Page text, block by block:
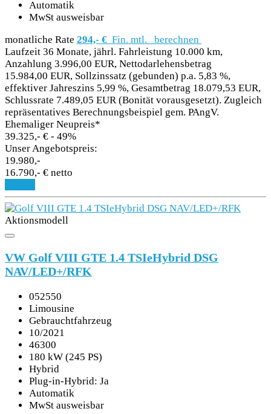
Automatik
MwSt ausweisbar
monatliche Rate 294,- € Fin. mtl.
berechnen
Laufzeit 36 Monate, jährl. Fahrleistung 10.000 km,
Anzahlung 3.996,00 EUR, Nettodarlehensbetrag
15.984,00 EUR, Sollzinssatz (gebunden) p.a. 5,83 %,
effektiver Jahreszins 5,99 %, Gesamtbetrag 18.079,53 EUR,
Schlussrate 7.489,05 EUR (Bonität vorausgesetzt). Zugleich
repräsentatives Berechnungsbeispiel gem. PAngV.
Ehemaliger Neupreis*
39.325,- € - 49%
Unser Angebotspreis:
19.980,-
16.790,- € netto
Aktionsmodell
VW Golf VIII GTE 1.4 TSIeHybrid DSG
NAV/LED+/RFK
052550
Limousine
Gebrauchtfahrzeug
10/2021
46300
180 kW (245 PS)
Hybrid
Plug-in-Hybrid: Ja
Automatik
MwSt ausweisbar